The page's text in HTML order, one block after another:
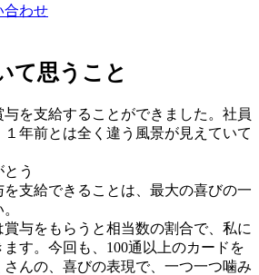
合わせ
て思うこと
を支給することができました。社員
年前とは全く違う風景が見えていて
う
支給できることは、最大の喜びの一
与をもらうと相当数の割合で、私に
す。今回も、100通以上のカードを
んの、喜びの表現で、一つ一つ噛み